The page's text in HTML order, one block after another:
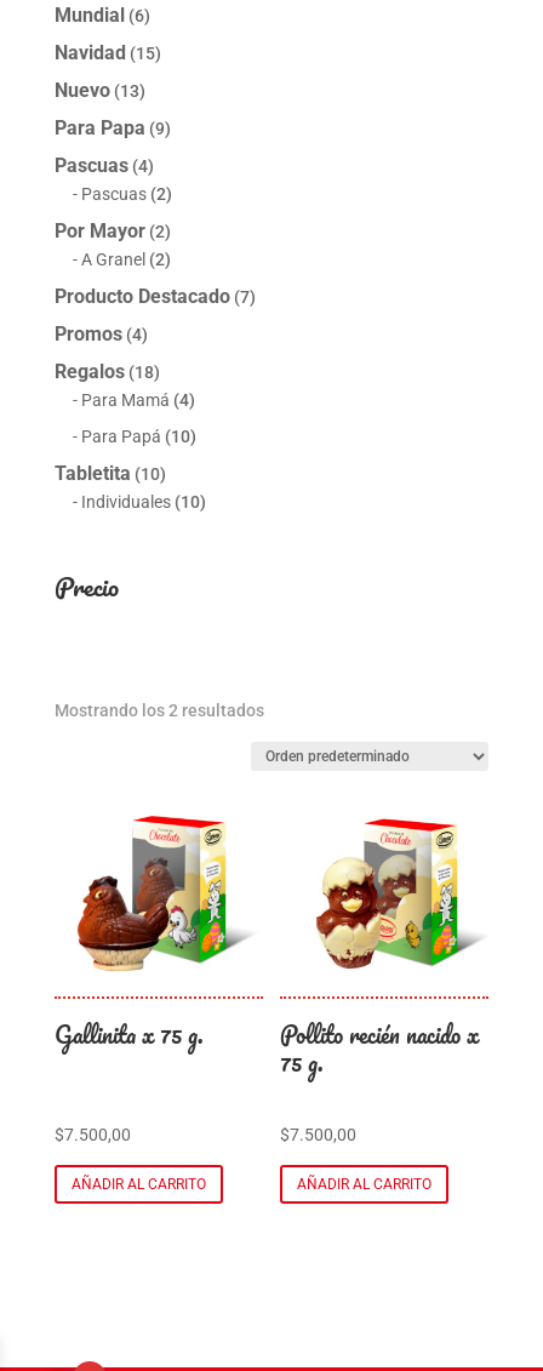
Mundial (6)
Navidad (15)
Nuevo (13)
Para Papa (9)
Pascuas (4)
Pascuas (2)
Por Mayor (2)
A Granel (2)
Producto Destacado (7)
Promos (4)
Regalos (18)
Para Mamá (4)
Para Papá (10)
Tabletita (10)
Individuales (10)
Precio
Mostrando los 2 resultados
Gallinita x 75 g.
$7.500,00
AÑADIR AL CARRITO
Pollito recién nacido x
75 g.
$7.500,00
AÑADIR AL CARRITO